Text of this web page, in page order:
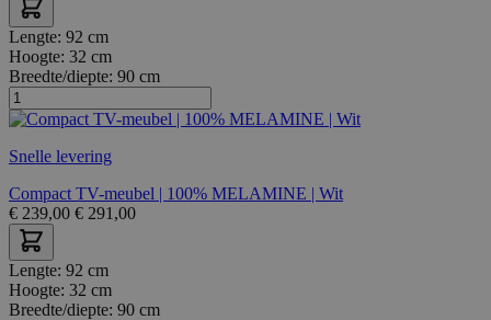
Lengte: 92 cm
Hoogte: 32 cm
Breedte/diepte: 90 cm
Snelle levering
Compact TV-meubel | 100% MELAMINE | Wit
€ 239,00 € 291,00
Lengte: 92 cm
Hoogte: 32 cm
Breedte/diepte: 90 cm